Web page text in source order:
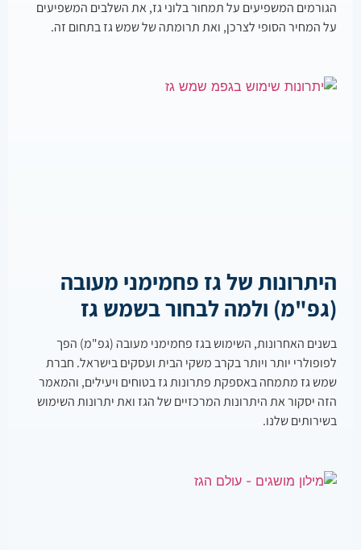
הגורמים המשפיעים על תמחור בלוני גז, את השלבים המשפיעים
על המחיר הסופי לצרכן, ואת תרומתה של שמש גז בתחום זה.
היתרונות של גז פחמימני מעובה
(גפ"מ) ולמה לבחור בשמש גז
בשנים האחרונות, השימוש בגז פחמימני מעובה (גפ"מ) הפך
לפופולרי יותר ויותר בקרב משקי הבית ועסקים בישראל. חברת
שמש גז מתמחה באספקת פתרונות גז בטוחים ויעילים, והמאמר
הזה יסקור את היתרונות המרכזיים של הגז ואת יתרונות השימוש
בשירותים שלנו.